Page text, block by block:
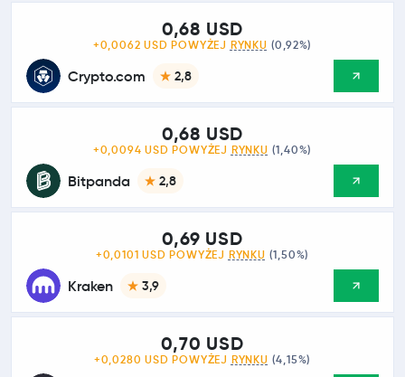
Crypto.com 2,8
0,68 USD
+0,0062 USD POWYŻEJ RYNKU (0,92%)
Bitpanda 2,8
0,68 USD
+0,0094 USD POWYŻEJ RYNKU (1,40%)
Kraken 3,9
0,69 USD
+0,0101 USD POWYŻEJ RYNKU (1,50%)
0,70 USD
+0,0280 USD POWYŻEJ RYNKU (4,15%)